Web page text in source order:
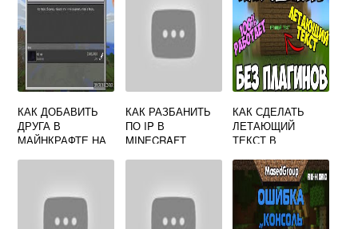
КАК ДОБАВИТЬ
ДРУГА В
МАЙНКРАФТЕ НА
КАК РАЗБАНИТЬ
ПО IP В
MINECRAFT
КАК СДЕЛАТЬ
ЛЕТАЮЩИЙ
ТЕКСТ В